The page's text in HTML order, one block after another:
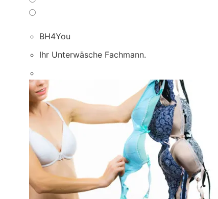
BH4You
Ihr Unterwäsche Fachmann.